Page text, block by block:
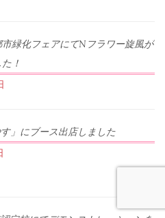
緑化フェアにてNフラワー旋風が
！
す」にブース出店しました